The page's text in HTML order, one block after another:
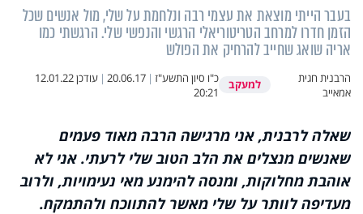
בעבר הייתי מוצאת את עצמי רבה ונלחמת על שלי, מול אנשים שכל
הזמן חדרו למרחב הטריטוריאלי הרגשי והנפשי שלי. הרגשתי כמו
אריה שואג שחייב להרחיק את הפולש
הרבנית חגית
אמאייב
למעקב כ"ו סיון התשע"ז |
20.06.17
| עודכן12.01.22
20:21
שאלה לרבנית, אני מרגישה הרבה מאוד פעמים
שאנשים מנצלים את הלב הטוב שלי לרעתי. אני לא
אוהבת מחלוקות, ומנסה להימנע מאי נעימויות, ולרוב
מעדיפה לוותר על שלי מאשר להתווכח ולהתמקח.